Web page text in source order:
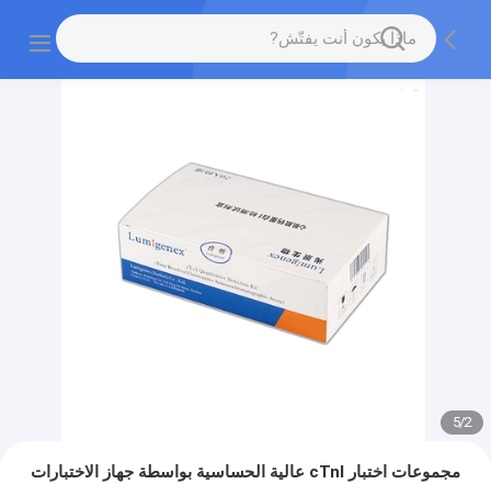
2
/
5
مجموعات اختبار cTnI عالية الحساسية بواسطة جهاز الاختبارات